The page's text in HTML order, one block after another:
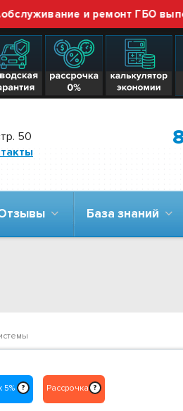
и ремонт ГБО
50
База знаний
5% ? Рассрочка ?